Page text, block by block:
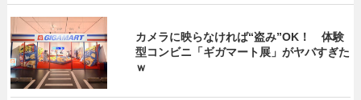
カメラに映らなければ“盗み”OK！ 体験
型コンビニ「ギガマート展」がヤバすぎた
ｗ